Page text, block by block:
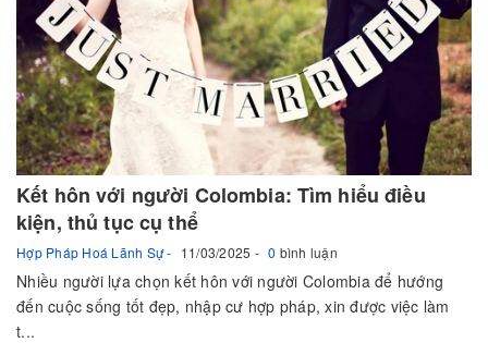
Kết hôn với người Colombia: Tìm hiểu điều
kiện, thủ tục cụ thể
Hợp Pháp Hoá Lãnh Sự 11/03/2025 0 bình luận
Nhiều người lựa chọn kết hôn với người Colombia để hướng
đến cuộc sống tốt đẹp, nhập cư hợp pháp, xin được việc làm
t...